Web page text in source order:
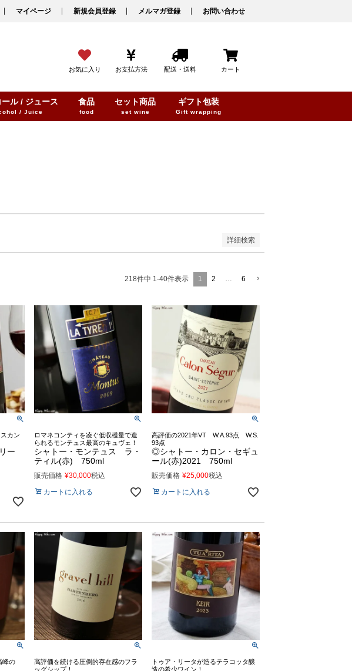
マイページ 新規会員登録 メルマガ登録 お問い合わせ
お気に入り お支払方法 配送・送料 カート
ール / ジュース
/ Juice
食品
food
セット商品
set wine
ギフト包装
Gift wrapping
詳細検索
在庫なし商品を表示しない
バンドル販売
予約商品
検索
218件中 1-40件表示 1 2 6
カン
ー
ロマネコンティを凌ぐ低収穫量で造
られるモンテュス最高のキュヴェ！
シャトー・モンテュス ラ・
ティル(赤) 750ml
販売価格 ¥30,000税込
カートに入れる
高評価の2021年VT W.A.93点 W.S.
93点
◎シャトー・カロン・セギュ
ール(赤)2021 750ml
販売価格 ¥25,000税込
カートに入れる
峰の
高評価を続ける圧倒的存在感のフラ
ッグシップ！
トゥア・リータが造るテラコッタ醸
造の希少ワイン！